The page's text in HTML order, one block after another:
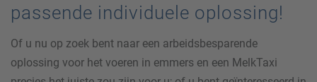
passende individuele oplossing!
Of u nu op zoek bent naar een arbeidsbesparende
oplossing voor het voeren in emmers en een MelkTaxi